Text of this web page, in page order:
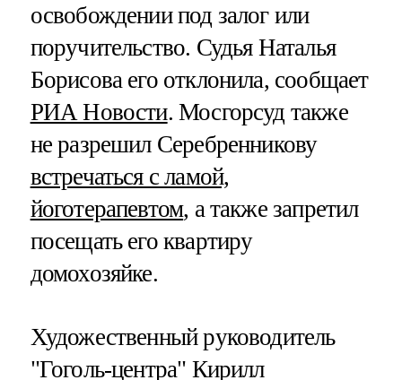
освобождении под залог или
поручительство. Судья Наталья
Борисова его отклонила, сообщает
РИА Новости. Мосгорсуд также
не разрешил Серебренникову
встречаться с ламой,
йоготерапевтом, а также запретил
посещать его квартиру
домохозяйке.
Художественный руководитель
"Гоголь-центра" Кирилл